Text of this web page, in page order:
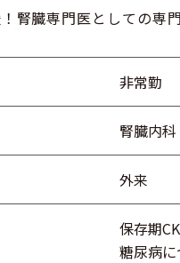
腎臓専門医としての専
非常勤
腎臓内科
外来
保存期
糖尿病